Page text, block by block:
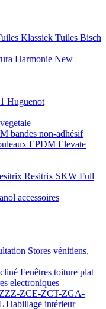
Klassiek Tuiles Bisch
Harmonie New
Huguenot
bandes non-adhésif
EPDM Elevate
Resitrix SKW Full
accessoires
Stores vénitiens,
Fenêtres toiture plat
electroniques
ZCE-ZCT-ZGA-
Habillage intérieur